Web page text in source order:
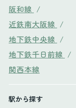
阪和線 /
近鉄南大阪線 /
地下鉄中央線 /
地下鉄千日前線 /
関西本線
駅から探す